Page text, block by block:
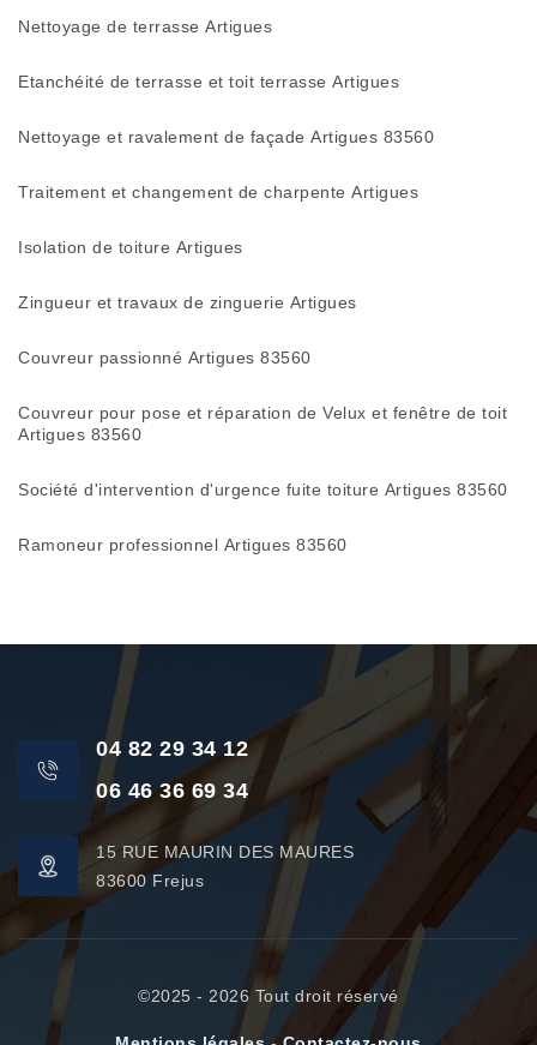
Nettoyage de terrasse Artigues
Etanchéité de terrasse et toit terrasse Artigues
Nettoyage et ravalement de façade Artigues 83560
Traitement et changement de charpente Artigues
Isolation de toiture Artigues
Zingueur et travaux de zinguerie Artigues
Couvreur passionné Artigues 83560
Couvreur pour pose et réparation de Velux et fenêtre de toit
Artigues 83560
Société d'intervention d'urgence fuite toiture Artigues 83560
Ramoneur professionnel Artigues 83560
04 82 29 34 12
06 46 36 69 34
15 RUE MAURIN DES MAURES
83600 Frejus
©2025 - 2026 Tout droit réservé